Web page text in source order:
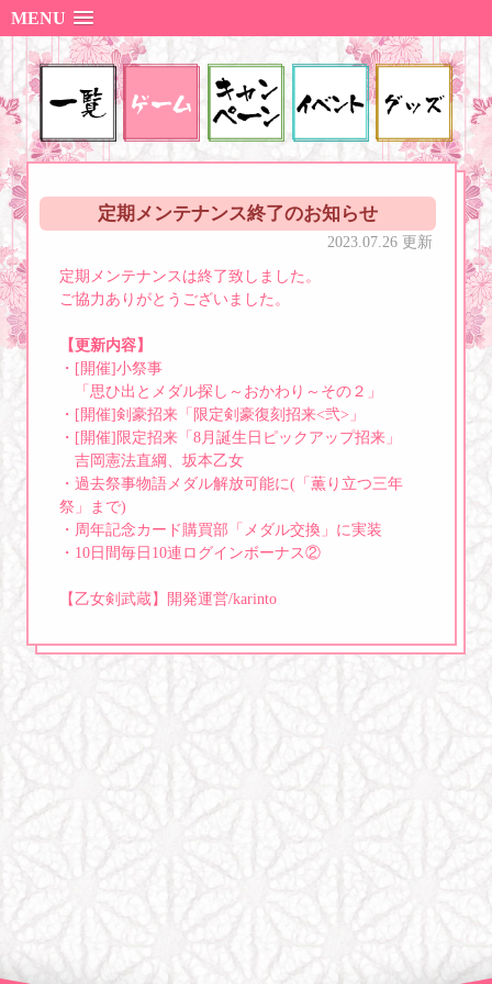
MENU
定期メンテナンス終了のお知らせ
2023.07.26 更新
定期メンテナンスは終了致しました。
ご協力ありがとうございました。
【更新内容】
・[開催]小祭事
「思ひ出とメダル探し～おかわり～その２」
・[開催]剣豪招来「限定剣豪復刻招来<弐>」
・[開催]限定招来「8月誕生日ピックアップ招来」
吉岡憲法直綱、坂本乙女
・過去祭事物語メダル解放可能に(「薫り立つ三年
祭」まで)
・周年記念カード購買部「メダル交換」に実装
・10日間毎日10連ログインボーナス②
【乙女剣武蔵】開発運営/karinto